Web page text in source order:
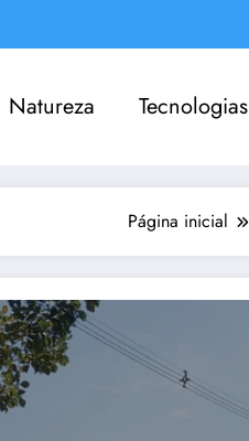
Natureza Tecnologias
Página inicial